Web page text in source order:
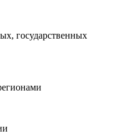
государственных